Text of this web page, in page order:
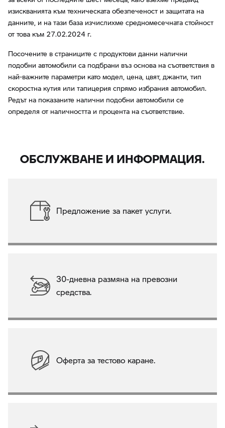
изискванията към техническата обезпеченост и защитата на
данните, и на тази база изчислихме средномесечната стойност
от това към 27.02.2024 г.
Посочените в страниците с продуктови данни налични
подобни автомобили са подбрани въз основа на съответствия в
най-важните параметри като модел, цена, цвят, джанти, тип
скоростна кутия или тапицерия спрямо избрания автомобил.
Редът на показаните налични подобни автомобили се
определя от наличността и процента на съответствие.
ОБСЛУЖВАНЕ И ИНФОРМАЦИЯ.
Предложение за пакет услуги.
30-дневна размяна на превозни
средства.
Оферта за тестово каране.